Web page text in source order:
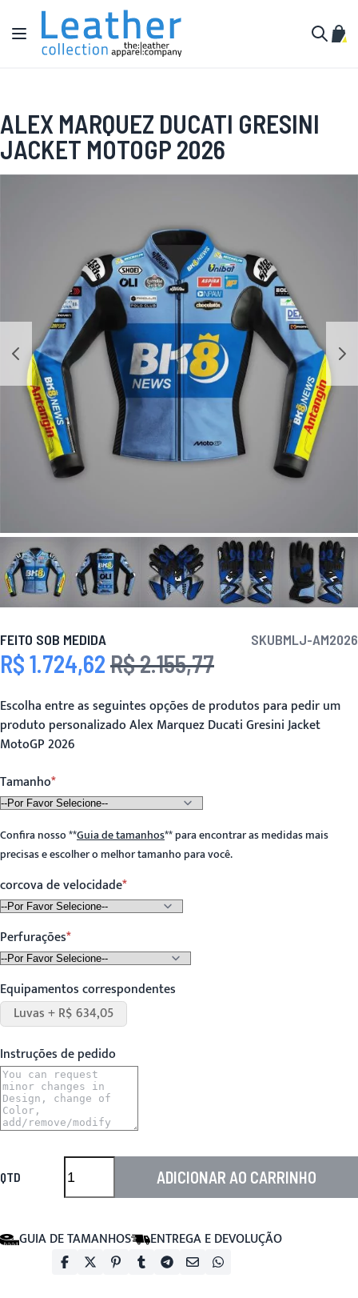
Pular para o conteúdo
Alternar Nav
ALEX MARQUEZ DUCATI GRESINI
JACKET MOTOGP 2026
FEITO SOB MEDIDA SKUBMLJ-AM2026
Preço Especial
R$ 1.724,62 Preço
R$ 2.155,77
Escolha entre as seguintes opções de produtos para pedir um
produto personalizado Alex Marquez Ducati Gresini Jacket
MotoGP 2026
Tamanho
Confira nosso**Guia de tamanhos**para encontrar as medidas mais
precisas e escolher o melhor tamanho para você.
corcova de velocidade
Perfurações
Equipamentos correspondentes
Luvas + R$ 634,05
Instruções de pedido
QTD ADICIONAR AO CARRINHO
GUIA DE TAMANHOS ENTREGA E DEVOLUÇÃO